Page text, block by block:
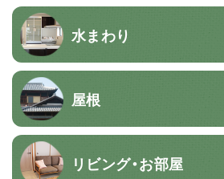
水まわり
屋根
リビング・お部屋